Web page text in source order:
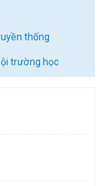
thống
trường học